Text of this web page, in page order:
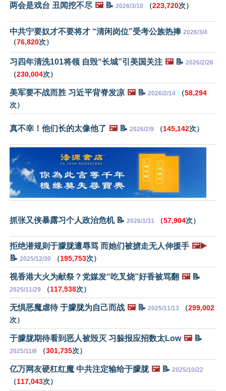
两会是戏台 丑闻挖不尽 🖼️📝 2026/3/10 （223,720次）
中共宁要奴才不要将才 “清闲岗位”受考公族热捧 2026/3/4
（76,820次）
习四年清洗101将领 自毁“长城”引美国关注 🖼️📝 2026/2/26
（230,004次）
美军要不战而胜 习近平背脊发凉 🖼️📝 2026/2/14 （58,294
次）
真不幸！他们长的太像他了 🖼️📝 2026/2/9 （145,142次）
抓张又侠暴露习个人政治危机 📝 2026/1/31 （57,904次）
拒绝潜规则于朦胧遭辱骂 而她们被掳走无人伸援手 🖼️▶️
📝 2025/12/30 （195,753次）
视香港大火为献祭？党媒发“吃叉烧”好香被骂翻 🖼️📝
2025/11/29 （117,538次）
无惧恶魔虐待 于朦胧为自己而战 🖼️📝 2025/11/13 （299,002
次）
于朦胧期待看到恶人被毁灭 习躲报应招数太Low 🖼️📝
2025/11/8 （301,735次）
亿万网友硬杠红魔 中共注定输给于朦胧 🖼️📝 2025/10/22
（117,043次）